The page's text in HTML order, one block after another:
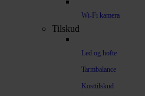
Wi-Fi kamera
Tilskud
Led og hofte
Tarmbalance
Kosttilskud